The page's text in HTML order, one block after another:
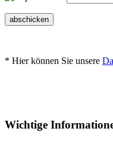
abschicken
* Hier können Sie unsere
Wichtige